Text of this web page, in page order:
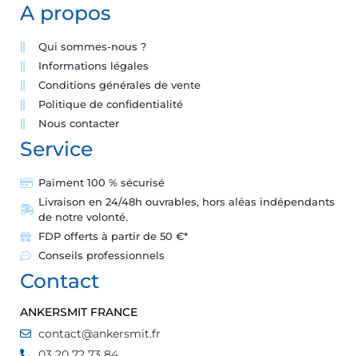
A propos
Qui sommes-nous ?
Informations légales
Conditions générales de vente
Politique de confidentialité
Nous contacter
Service
Paiment 100 % sécurisé
Livraison en 24/48h ouvrables, hors aléas indépendants
de notre volonté.
FDP offerts à partir de 50 €*
Conseils professionnels
Contact
ANKERSMIT FRANCE
contact@ankersmit.fr